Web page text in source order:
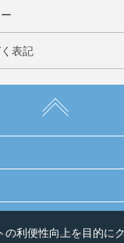
表記
の利便性向上を目的に